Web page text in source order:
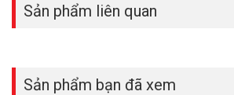
Sản phẩm liên quan
Sản phẩm bạn đã xem